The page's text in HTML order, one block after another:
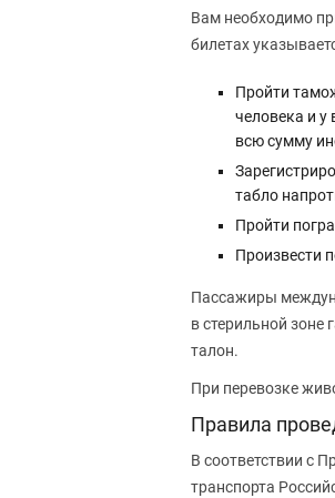
Вам необходимо
билетах
Пройти
человека и у
всю сумму
табло
Пройти
Произвести
Пассажиры
в стерильной
талон.
При перевозке
Правила
В соответствии с
транспорта